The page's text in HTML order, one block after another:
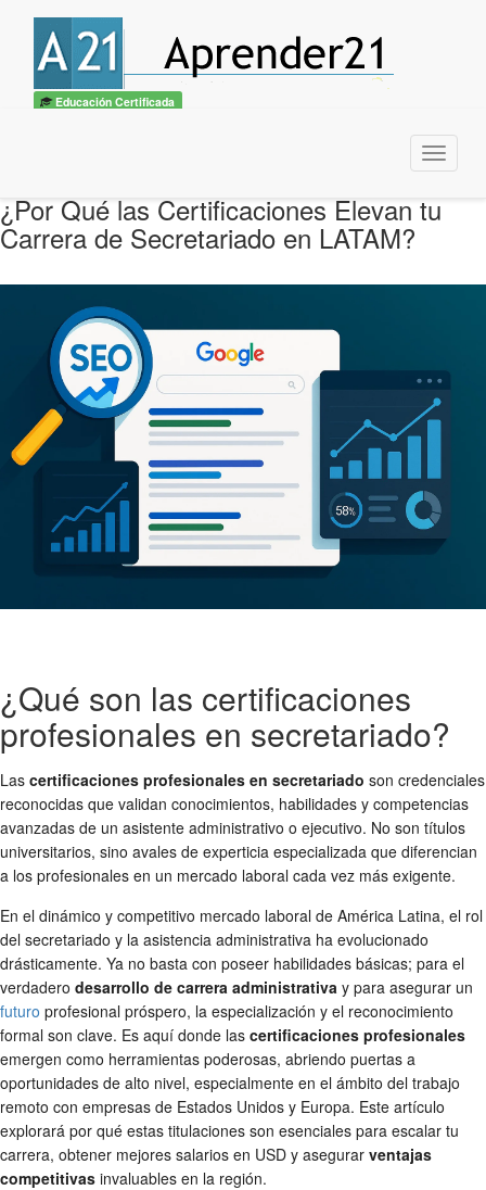
Educación Certificada
Menu
¿Por Qué las Certificaciones Elevan tu
Carrera de Secretariado en LATAM?
¿Qué son las certificaciones
profesionales en secretariado?
Las certificaciones profesionales en secretariado son credenciales
reconocidas que validan conocimientos, habilidades y competencias
avanzadas de un asistente administrativo o ejecutivo. No son títulos
universitarios, sino avales de experticia especializada que diferencian
a los profesionales en un mercado laboral cada vez más exigente.
En el dinámico y competitivo mercado laboral de América Latina, el rol
del secretariado y la asistencia administrativa ha evolucionado
drásticamente. Ya no basta con poseer habilidades básicas; para el
verdadero desarrollo de carrera administrativa y para asegurar un
futuro profesional próspero, la especialización y el reconocimiento
formal son clave. Es aquí donde las certificaciones profesionales
emergen como herramientas poderosas, abriendo puertas a
oportunidades de alto nivel, especialmente en el ámbito del trabajo
remoto con empresas de Estados Unidos y Europa. Este artículo
explorará por qué estas titulaciones son esenciales para escalar tu
carrera, obtener mejores salarios en USD y asegurar ventajas
competitivas invaluables en la región.